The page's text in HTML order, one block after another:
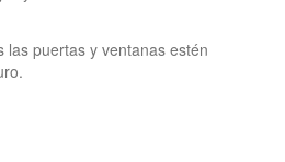
las puertas y ventanas estén